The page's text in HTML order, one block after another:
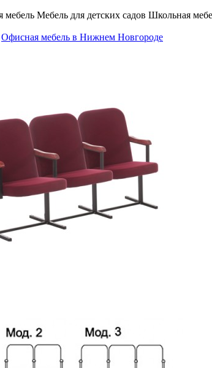
мебель Мебель для детских садов Школьная
Офисная мебель в Нижнем Новгороде